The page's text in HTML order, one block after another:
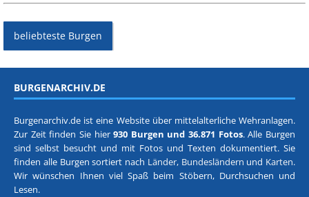
beliebteste Burgen
BURGENARCHIV.DE
Burgenarchiv.de ist eine Website über mittelalterliche Wehranlagen.
Zur Zeit finden Sie hier930 Burgen und 36.871 Fotos. Alle Burgen
sind selbst besucht und mit Fotos und Texten dokumentiert. Sie
finden alle Burgen sortiert nach Länder, Bundesländern und Karten.
Wir wünschen Ihnen viel Spaß beim Stöbern, Durchsuchen und
Lesen.